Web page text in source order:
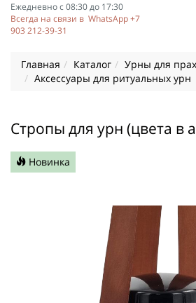
Ежедневно с 08:30 до 17:30
Всегда на связи в WhatsApp +7
903 212-39-31
Главная Каталог
Урны для
Аксессуары для ритуальных урн
Стропы для урн (цвета в
Новинка